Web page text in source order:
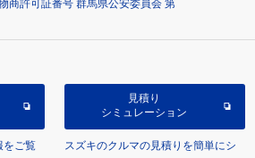
商許可証番号 群馬県公安委員会 第
をご覧
見積り
シミュレーション
スズキのクルマの見積りを簡単にシ